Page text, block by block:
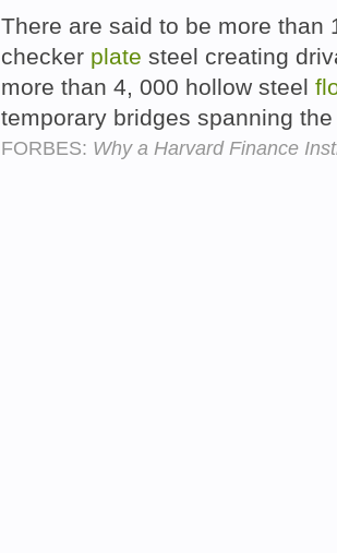
There are said to be more than
checker plate steel creating
more than 4, 000 hollow steel
temporary bridges spanning
FORBES: Why a Harvard Finance